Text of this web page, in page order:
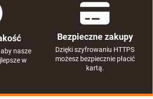
nasze
w
Bezpieczne zakupy
Dzięki szyfrowaniu HTTPS
możesz bezpiecznie płacić
kartą.